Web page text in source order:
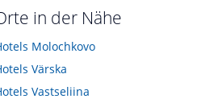
in der Nähe
Molochkovo
Värska
Vastseliina